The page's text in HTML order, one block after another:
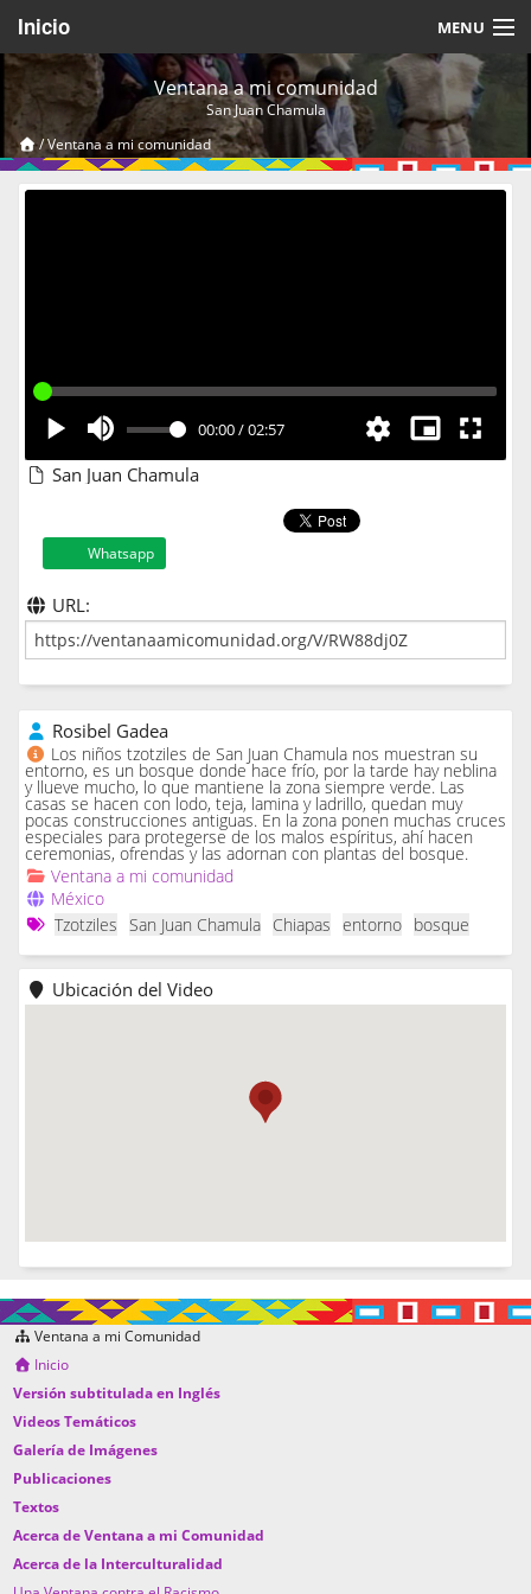
Inicio MENU
Acerca de
Videos Temáticos
Cerrar Sesión
Ventana a mi comunidad
San Juan Chamula
/Ventana a mi comunidad
00:00/02:57
San Juan Chamula
Whatsapp
URL:
Rosibel Gadea
Los niños tzotziles de San Juan Chamula nos muestran su
entorno, es un bosque donde hace frío, por la tarde hay neblina
y llueve mucho, lo que mantiene la zona siempre verde. Las
casas se hacen con lodo, teja, lamina y ladrillo, quedan muy
pocas construcciones antiguas. En la zona ponen muchas cruces
especiales para protegerse de los malos espíritus, ahí hacen
ceremonias, ofrendas y las adornan con plantas del bosque.
Ventana a mi comunidad
México
Tzotziles
San Juan Chamula Chiapas entorno bosque
Ubicación del Video
Ventana a mi Comunidad
Inicio
Versión subtitulada en Inglés
Videos Temáticos
Galería de Imágenes
Publicaciones
Textos
Acerca de Ventana a mi Comunidad
Acerca de la Interculturalidad